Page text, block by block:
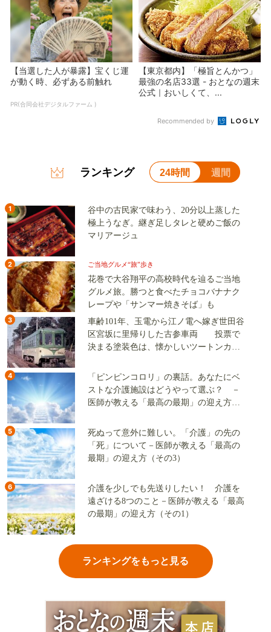
【当選した人が暴露】宝くじ運
が動く時、必ずある前触れ
PR(合同会社デジタルファーム )
【東京都内】「極旨とんかつ」
最強の名店33選 - おとなの週末
公式｜おいしくて、...
Recommended by
ランキング 24時間 週間
1
谷中の古民家で味わう、20分以上蒸した
極上うなぎ。継ぎ足しタレと硬めご飯の
マリアージュ
2 ご当地グルメ“旅”歩き
花巻で大谷翔平の高校時代を辿るご当地
グルメ旅。勝つと食べたチョコバナナク
レープや「サンマー焼きそば」も
3
車齢101年、玉電から江ノ電へ嫁ぎ世田谷
区宮坂に里帰りした古参車両 投票で
決まる塗装色は、懐かしいツートンカラ
4
「ピンピンコロリ」の裏話。あなたにベ
ストな介護施設はどうやって選ぶ？ －
医師が教える「最高の最期」の迎え方
5
死ぬって意外に難しい。「介護」の先の
「死」について－医師が教える「最高の
最期」の迎え方（その3）
6
介護を少しでも先送りしたい！ 介護を
遠ざける8つのこと－医師が教える「最高
の最期」の迎え方（その1）
ランキングをもっと見る